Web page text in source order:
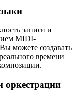
записи и
MIDI-
можете создавать
времени
оркестрации